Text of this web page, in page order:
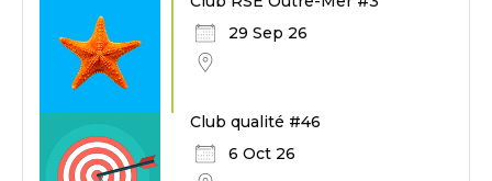
29 Sep 26
Club qualité #46
6 Oct 26